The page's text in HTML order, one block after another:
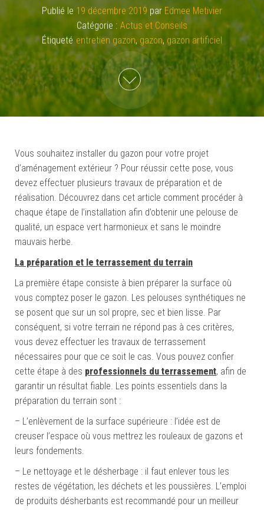
Publié le19 décembre 2019 par Edmee Metivier
Catégorie : Actus et Conseils
Étiqueté entretien gazon, gazon, gazon artificiel
Vous souhaitez installer du gazon pour votre projet
d’aménagement extérieur ? Pour réussir cette pose, vous
devez effectuer plusieurs travaux de préparation et de
réalisation. Découvrez dans cet article comment procéder à
chaque étape de l’installation afin d’obtenir une pelouse de
qualité, un espace vert harmonieux et sans le moindre
mauvais herbe.
La préparation et le terrassement du terrain
La première étape consiste à bien préparer la surface où
vous comptez poser le gazon. Les pelouses synthétiques ne
se posent que sur un sol propre, sec et bien lisse. Par
conséquent, si votre terrain ne répond pas à ces critères,
vous devez effectuer les travaux de terrassement
nécessaires pour que ce soit le cas. Vous pouvez confier
cette étape à des professionnels du terrassement, afin de
garantir un résultat fiable. Les points essentiels dans la
préparation du terrain sont :
– L’enlèvement de la surface supérieure : l’idée est de
creuser l’espace où vous mettrez les rouleaux de gazons et
leurs fondements.
– Le nettoyage et le désherbage : il faut enlever tous les
restes de végétation, les déchets et les poussières. L’emploi
de produits désherbants est recommandé pour un meilleur